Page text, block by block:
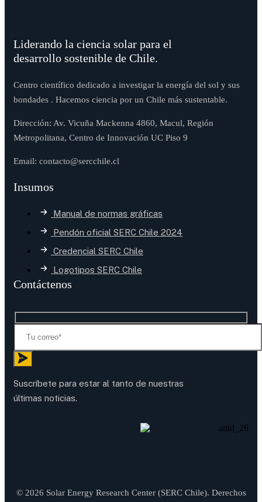
Liderando la ciencia solar para el
desarrollo sostenible de Chile.
Centro científico dedicado a investigar la energía del sol y sus
bondades . Hacemos ciencia por un Chile más sustentable.
Dirección: Av. Vicuña Mackenna 4860, Macul, Región
Metropolitana, Centro de Innovación UC Piso 9
Email: contacto@sercchile.cl
Insumos
Manual de normas gráficas
Pendón oficial SERC Chile 2024
Credencial SERC Chile
Logotipos SERC Chile
Contáctenos
Suscríbete para estar al tanto de nuestras
últimas noticias.
© 2026 Solar Energy Research Center (SERC Chile). Derechos